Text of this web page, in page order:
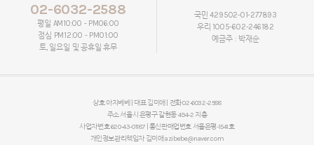
02-6032-2588
평일 AM10:00 - PM06:00
점심 PM12:00 - PM01:00
토, 일요일 및 공휴일 휴무
국민 429502-01-277893
우리 1005-602-246182
예금주 : 박재순
상호 아지베베 | 대표 김미애 | 전화 02-6032-2588
주소 서울시 은평구 갈현동 494-2 지층
사업자번호 620-43-01187 | 통신판매업번호 서울은평-1541호
개인정보관리책임자 김미애azibebe@naver.com